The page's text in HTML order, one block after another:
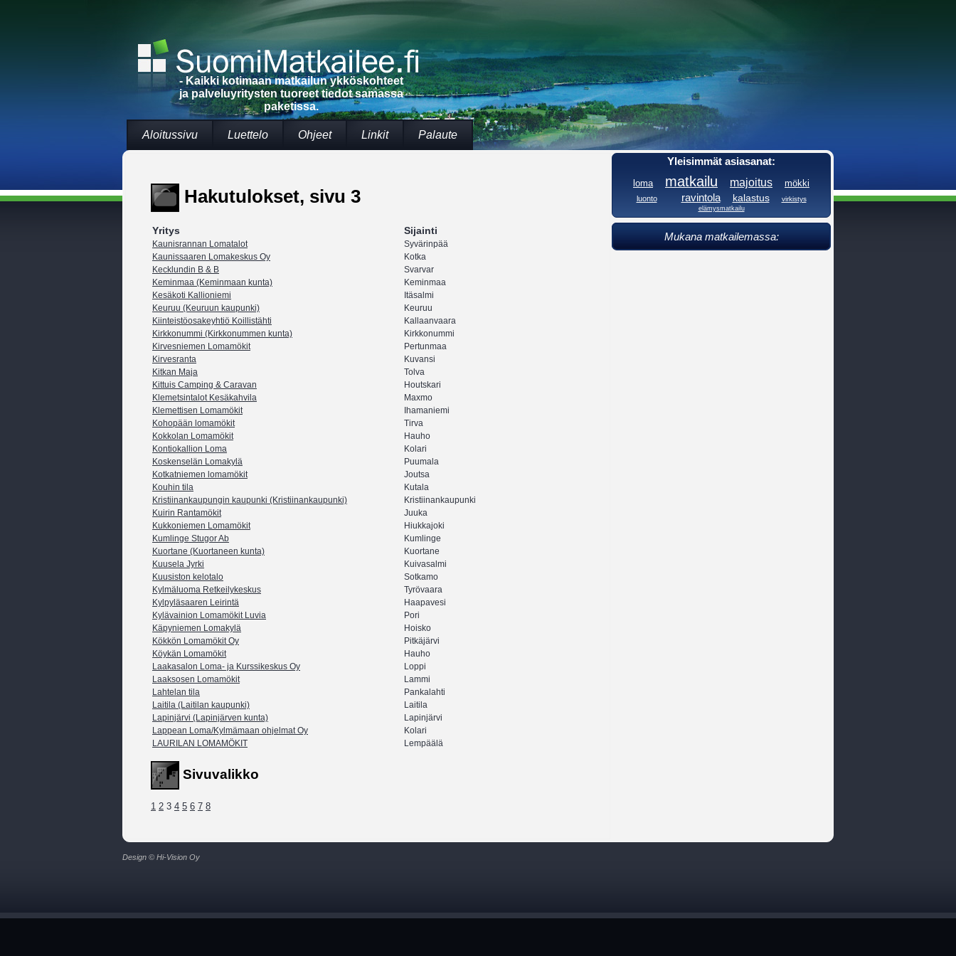
- Kaikki kotimaan matkailun ykköskohteet
ja palveluyritysten tuoreet tiedot samassa
paketissa.
Aloitussivu Luettelo Ohjeet Linkit Palaute
Hakutulokset, sivu 3
Yritys Sijainti
Kaunisrannan Lomatalot
Syvärinpää
Kaunissaaren Lomakeskus Oy
Kotka
Kecklundin B & B
Svarvar
Keminmaa (Keminmaan kunta)
Keminmaa
Kesäkoti Kallioniemi
Itäsalmi
Keuruu (Keuruun kaupunki)
Keuruu
Kiinteistöosakeyhtiö Koillistähti
Kallaanvaara
Kirkkonummi (Kirkkonummen kunta)
Kirkkonummi
Kirvesniemen Lomamökit
Pertunmaa
Kirvesranta
Kuvansi
Kitkan Maja
Tolva
Kittuis Camping & Caravan
Houtskari
Klemetsintalot Kesäkahvila
Maxmo
Klemettisen Lomamökit
Ihamaniemi
Kohopään lomamökit
Tirva
Kokkolan Lomamökit
Hauho
Kontiokallion Loma
Kolari
Koskenselän Lomakylä
Puumala
Kotkatniemen lomamökit
Joutsa
Kouhin tila
Kutala
Kristiinankaupungin kaupunki (Kristiinankaupunki)
Kristiinankaupunki
Kuirin Rantamökit
Juuka
Kukkoniemen Lomamökit
Hiukkajoki
Kumlinge Stugor Ab
Kumlinge
Kuortane (Kuortaneen kunta)
Kuortane
Kuusela Jyrki
Kuivasalmi
Kuusiston kelotalo
Sotkamo
Kylmäluoma Retkeilykeskus
Tyrövaara
Kylpyläsaaren Leirintä
Haapavesi
Kylävainion Lomamökit Luvia
Pori
Käpyniemen Lomakylä
Hoisko
Kökkön Lomamökit Oy
Pitkäjärvi
Köykän Lomamökit
Hauho
Laakasalon Loma- ja Kurssikeskus Oy
Loppi
Laaksosen Lomamökit
Lammi
Lahtelan tila
Pankalahti
Laitila (Laitilan kaupunki)
Laitila
Lapinjärvi (Lapinjärven kunta)
Lapinjärvi
Lappean Loma/Kylmämaan ohjelmat Oy
Kolari
LAURILAN LOMAMÖKIT
Lempäälä
Sivuvalikko
1 2 3 4 5 6 7 8
Yleisimmät asiasanat:
loma matkailu majoitus mökki
luonto ravintola kalastus virkistys
elämysmatkailu
Mukana matkailemassa:
Design © Hi-Vision Oy